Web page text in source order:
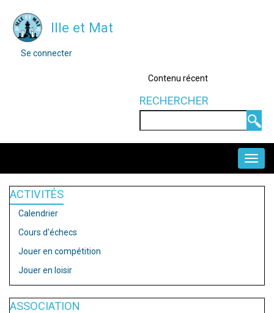
contenu
Ille et Mat
MENU
Se connecter
OUTILS
Contenu récent
RECHERCHER
ACTIVITÉS
Calendrier
Cours d'échecs
Jouer en compétition
Jouer en loisir
ASSOCIATION